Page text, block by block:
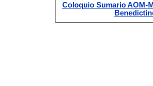
Coloquio Sumario AOM-